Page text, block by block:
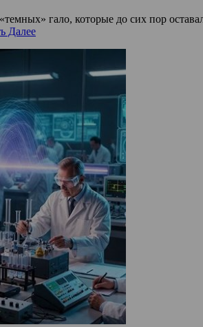
гало, которые до сих пор
Далее